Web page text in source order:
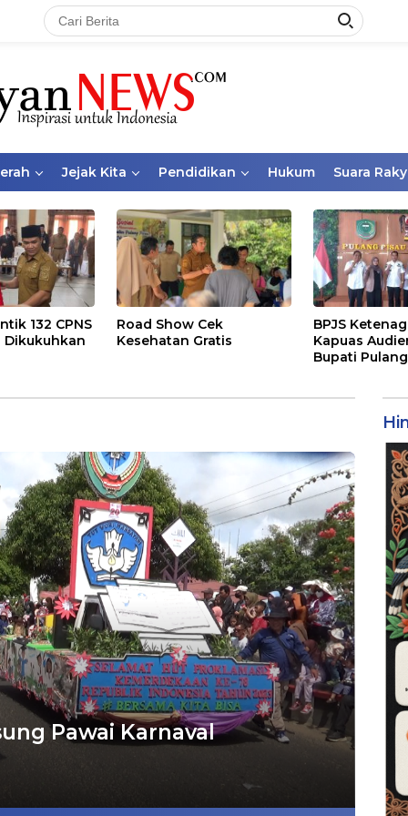
Jejak Kita Pendidikan Hukum Suara
132 CPNS
Dikukuhkan
Road Show Cek
Kesehatan Gratis
BPJS
Kapuas
Bupati
Pawai Karnaval